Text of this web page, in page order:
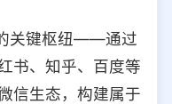
关键枢纽——通过
书、知乎、百度等
信生态，构建属于